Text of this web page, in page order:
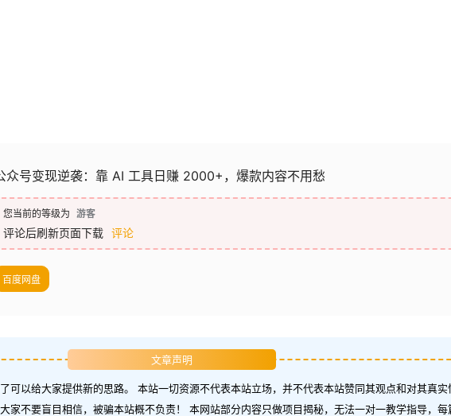
众号变现逆袭：靠 AI 工具日赚 2000+，爆款内容不用愁
您当前的等级为 游客
评论后刷新页面下载 评论
百度网盘
文章声明
可以给大家提供新的思路。 本站一切资源不代表本站立场，并不代表本站赞同其观点和对其真
家不要盲目相信，被骗本站概不负责！ 本网站部分内容只做项目揭秘，无法一对一教学指导，